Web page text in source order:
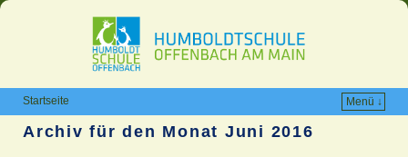
Startseite Menü ↓
Archiv für den Monat Juni 2016